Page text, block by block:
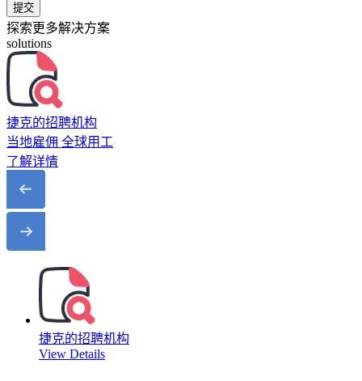
提交
探索更多解决方案
solutions
捷克的招聘机构
当地雇佣 全球用工
了解详情
捷克的招聘机构
View Details